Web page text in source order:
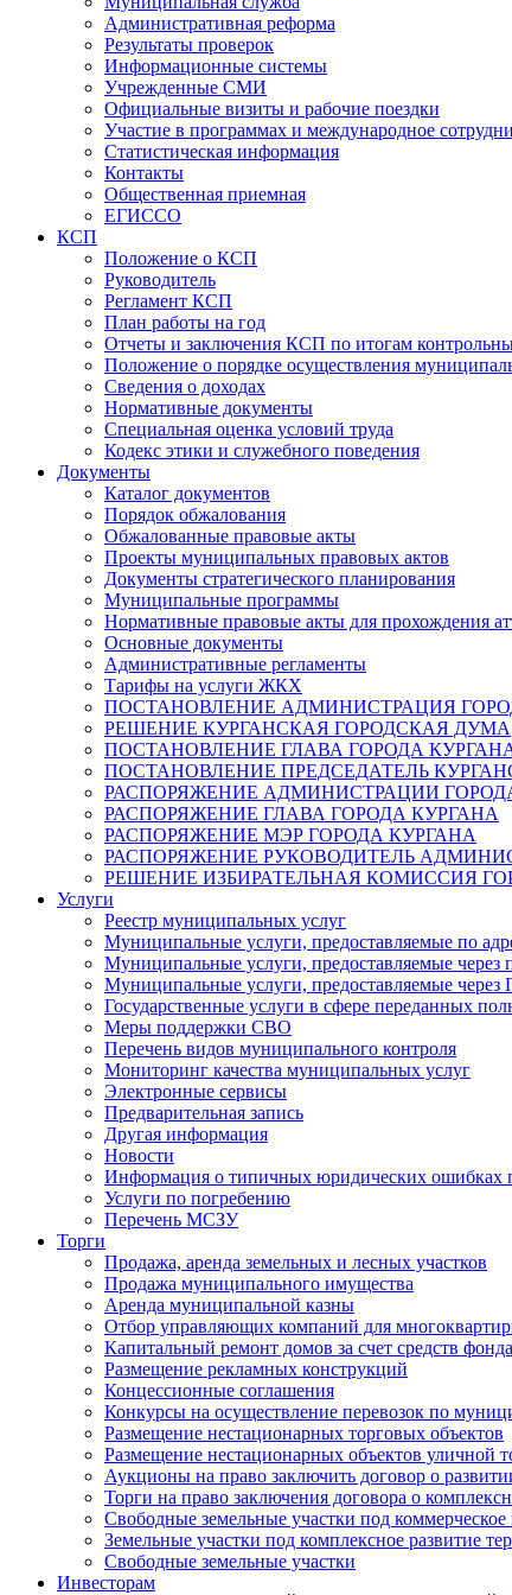
Административная реформа
Результаты проверок
Информационные системы
Учрежденные СМИ
Официальные визиты и рабочие поездки
Участие в программах и международное
Статистическая информация
Контакты
Общественная приемная
ЕГИССО
КСП
Положение о КСП
Руководитель
Регламент КСП
План работы на год
Отчеты и заключения КСП по итогам
Положение о порядке осуществления
Сведения о доходах
Нормативные документы
Специальная оценка условий труда
Кодекс этики и служебного поведения
Документы
Каталог документов
Порядок обжалования
Обжалованные правовые акты
Проекты муниципальных правовых актов
Документы стратегического планирования
Муниципальные программы
Нормативные правовые акты для прохождения
Основные документы
Административные регламенты
Тарифы на услуги ЖКХ
ПОСТАНОВЛЕНИЕ АДМИНИСТРАЦИЯ
РЕШЕНИЕ КУРГАНСКАЯ ГОРОДСКАЯ ДУМА
ПОСТАНОВЛЕНИЕ ГЛАВА ГОРОДА
ПОСТАНОВЛЕНИЕ ПРЕДСЕДАТЕЛЬ
РАСПОРЯЖЕНИЕ АДМИНИСТРАЦИИ
РАСПОРЯЖЕНИЕ ГЛАВА ГОРОДА КУРГАНА
РАСПОРЯЖЕНИЕ МЭР ГОРОДА КУРГАНА
РАСПОРЯЖЕНИЕ РУКОВОДИТЕЛЬ
РЕШЕНИЕ ИЗБИРАТЕЛЬНАЯ КОМИССИЯ
Услуги
Реестр муниципальных услуг
Муниципальные услуги, предоставляемые по
Муниципальные услуги, предоставляемые через
Муниципальные услуги, предоставляемые
Государственные услуги в сфере переданных
Меры поддержки СВО
Перечень видов муниципального контроля
Мониторинг качества муниципальных услуг
Электронные сервисы
Предварительная запись
Другая информация
Новости
Информация о типичных юридических ошибках
Услуги по погребению
Перечень МСЗУ
Торги
Продажа, аренда земельных и лесных участков
Продажа муниципального имущества
Аренда муниципальной казны
Отбор управляющих компаний для
Капитальный ремонт домов за счет средств
Размещение рекламных конструкций
Концессионные соглашения
Конкурсы на осуществление перевозок по
Размещение нестационарных торговых объектов
Размещение нестационарных объектов уличной
Аукционы на право заключить договор о
Торги на право заключения договора о
Свободные земельные участки под коммерческое
Земельные участки под комплексное развитие
Свободные земельные участки
Инвесторам